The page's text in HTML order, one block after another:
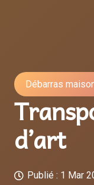
Débarras
d’art
Publié : 1 Mar